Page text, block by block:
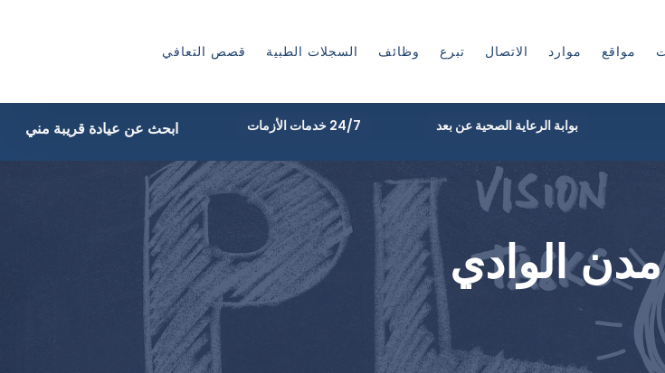
مواقع موارد الاتصال تبرع وظائف السجلات الطبية قصص التعافي
ابحث عن عيادة قريبة مني 24/7 خدمات الأزمات بوابة الرعاية الصحية عن بعد
مدن الوادي